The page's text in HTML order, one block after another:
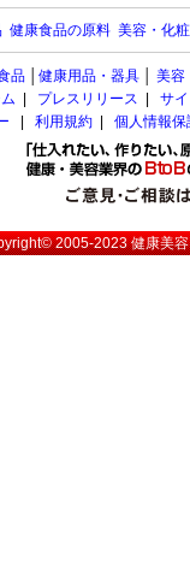
健康食品の原料 美容・化
品 健康用品・器具 美容
プレスリリース
サ
利用規約 個人情報
2005-2023健康美